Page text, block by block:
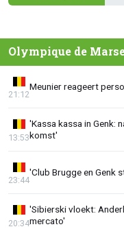
Olympique de
Meunier reageert
21:12
'Kassa kassa in Genk:
komst'
13:53
'Club Brugge en Genk
23:44
'Sibierski vloekt:
mercato'
20:34